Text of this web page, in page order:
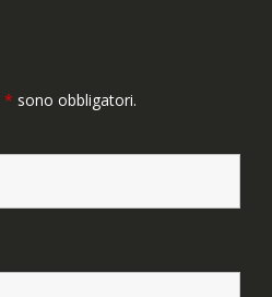
* sono obbligatori.